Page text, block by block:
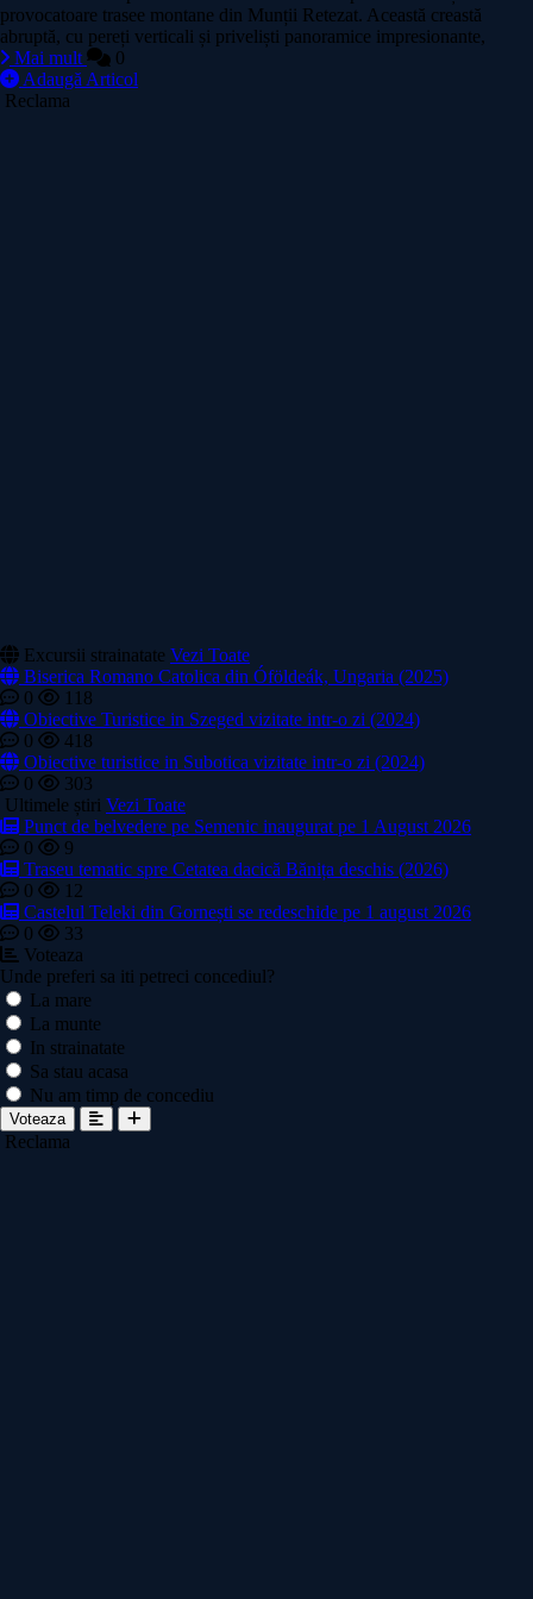
provocatoare trasee montane din Munții Retezat. Această creastă
abruptă, cu pereți verticali și priveliști panoramice impresionante,
Mai mult
0
Adaugă Articol
Reclama
Excursii strainatate Vezi Toate
Biserica Romano Catolica din Óföldeák, Ungaria (2025)
0
118
Obiective Turistice in Szeged vizitate intr-o zi (2024)
0
418
Obiective turistice in Subotica vizitate intr-o zi (2024)
0
303
Ultimele știri Vezi Toate
Punct de belvedere pe Semenic inaugurat pe 1 August 2026
0
9
Traseu tematic spre Cetatea dacică Bănița deschis (2026)
0
12
Castelul Teleki din Gornești se redeschide pe 1 august 2026
0
33
Voteaza
Unde preferi sa iti petreci concediul?
La mare
La munte
In strainatate
Sa stau acasa
Nu am timp de concediu
Voteaza
Reclama